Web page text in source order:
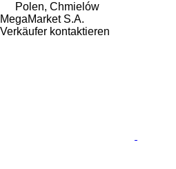
Polen, Chmielów
MegaMarket S.A.
Verkäufer kontaktieren